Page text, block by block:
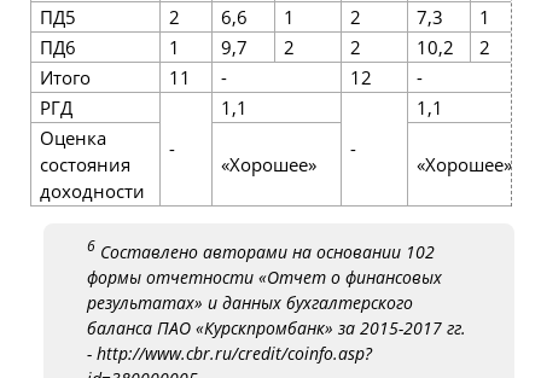
ПД5
2 6,6 1 2 7,3
1
ПД6
1 9,7 2 2 10,2
2
Итого
11 - 12
-
РГД
-
1,1
-
1,1
Оценка
состояния
доходности
«Хорошее» «Хорошее»
6 Составлено авторами на основании 102
формы отчетности «Отчет о финансовых
результатах» и данных бухгалтерского
баланса ПАО «Курскпромбанк» за 2015-2017 гг.
- http://www.cbr.ru/credit/coinfo.asp?